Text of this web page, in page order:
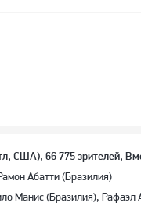
США), 66 775 зрителей,
Абатти (Бразилия)
Манис (Бразилия), Рафаэл